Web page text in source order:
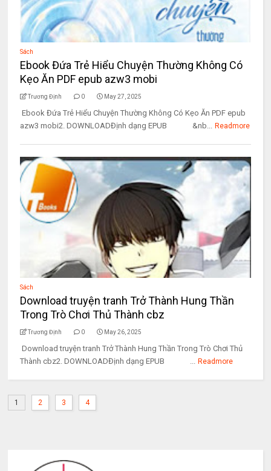
Sách
Ebook Đứa Trẻ Hiểu Chuyện Thường Không Có
Kẹo Ăn PDF epub azw3 mobi
Trương Định 0 May 27, 2025
Ebook Đứa Trẻ Hiểu Chuyện Thường Không Có Kẹo Ăn PDF epub
azw3 mobi2. DOWNLOADĐịnh dạng EPUB &nb... Readmore
Sách
Download truyện tranh Trở Thành Hung Thần
Trong Trò Chơi Thủ Thành cbz
Trương Định 0 May 26, 2025
Download truyện tranh Trở Thành Hung Thần Trong Trò Chơi Thủ
Thành cbz2. DOWNLOADĐịnh dạng EPUB ... Readmore
1 2 3 4